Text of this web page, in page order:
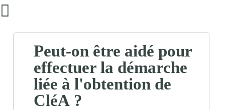
Peut-on être aidé pour
effectuer la démarche
liée à l'obtention de
CléA ?